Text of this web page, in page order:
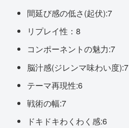
間延び感の低さ(起伏):7
リプレイ性：8
コンポーネントの魅力:7
脳汁感(ジレンマ味わい度):7
テーマ再現性:6
戦術の幅:7
ドキドキわくわく感:6